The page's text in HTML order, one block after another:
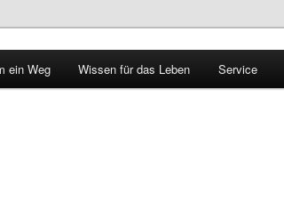
im Walbachtal
ein Weg Wissen für das Leben Service